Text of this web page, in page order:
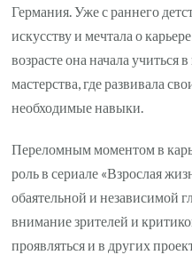
Германия. Уже с раннего
искусству и мечтала о
возрасте она начала учиться
мастерства, где развивала
необходимые навыки.
Переломным моментом в
роль в сериале «Взрослая
обаятельной и независимой
внимание зрителей и
проявляться и в других